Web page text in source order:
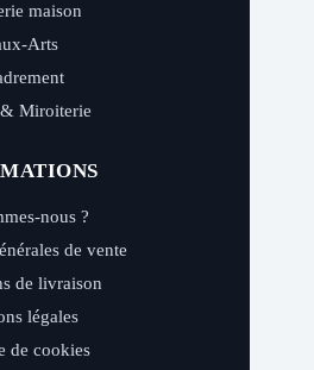
maison
Arts
Miroiterie
nous ?
de vente
de livraison
légales
de cookies